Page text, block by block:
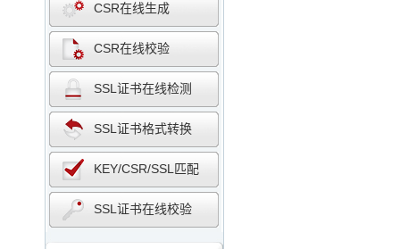
CSR在线生成
CSR在线校验
SSL证书在线检测
SSL证书格式转换
KEY/CSR/SSL匹配
SSL证书在线校验